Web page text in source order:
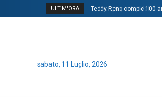
ULTIM'ORA Teddy Reno compie 100
Dengue, in focolai in
sabato, 11 Luglio, 2026